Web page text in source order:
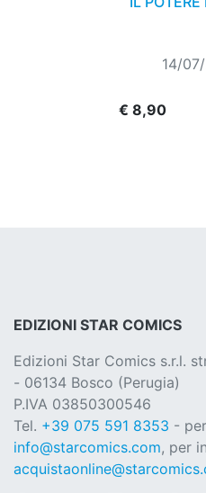
14/
€ 8,90
EDIZIONI STAR COMICS
Edizioni Star Comics s.r.l.
- 06134 Bosco (Perugia)
P.IVA 03850300546
Tel. +39 075 591 8353 -
info@starcomics.com, per